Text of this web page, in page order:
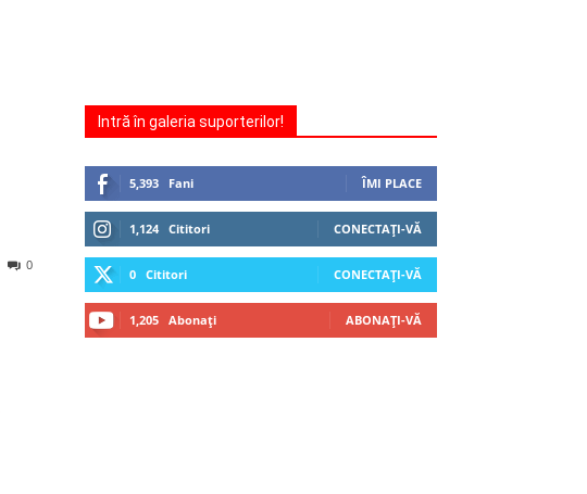
0
Intră în galeria suporterilor!
5,393 Fani ÎMI PLACE
1,124 Cititori CONECTAȚI-VĂ
0 Cititori CONECTAȚI-VĂ
1,205 Abonați ABONAȚI-VĂ